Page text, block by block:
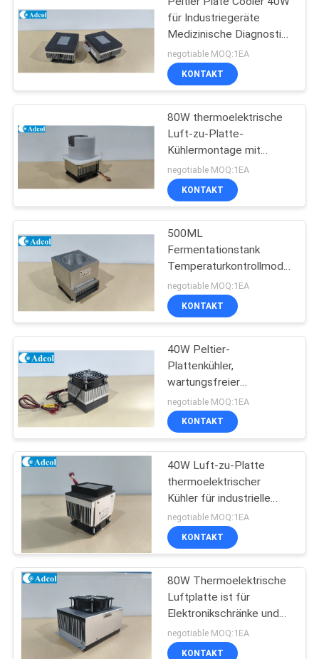
POLICY
Thermoelektrische
Wasserkühlgeräte
23
Peltier
thermoelektrisches
Bad
Thermoelektrischer
Peltier-
Luftentfeuchter
Peltier-
Thermoelektrische
Module
einem unverzichtbaren
und effizienten
Assistenten macht.
für Industriegeräte
Medizinische Diagnostik
und Kühlung von
Lebensmitteln und
Getränken
negotiable MOQ:1EA
KONTAKT
80W thermoelektrische
Luft-zu-Platte-
Kühlermontage mit
umweltfreundlichem
Kühlmittelfreies Design
negotiable MOQ:1EA
KONTAKT
500ML
Fermentationstank
Temperaturkontrollmodul
- Anwendbar für
medizinische Geräte und
Testvorrichtungen
negotiable MOQ:1EA
KONTAKT
40W Peltier-
Plattenkühler,
wartungsfreier
thermoelektrischer
Kühler ohne bewegliche
Teile, reduzierte
Vibrationen für
verschiedene
Kühlbedürfnisse
negotiable MOQ:1EA
KONTAKT
40W Luft-zu-Platte
thermoelektrischer
Kühler für industrielle
Geräte
negotiable MOQ:1EA
KONTAKT
80W Thermoelektrische
Luftplatte ist für
Elektronikschränke und
Klimakammern konzipiert.
negotiable MOQ:1EA
KONTAKT